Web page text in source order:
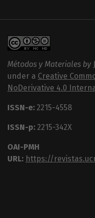
Métodos y Materiales by
under a Creative
NoDerivative 4.0
ISSN-e: 2215-4558
ISSN-p: 2215-342X
OAI-PMH
URL: https://